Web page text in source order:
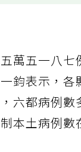
萬五一八
鈞表示，
六都病例
本土病例數